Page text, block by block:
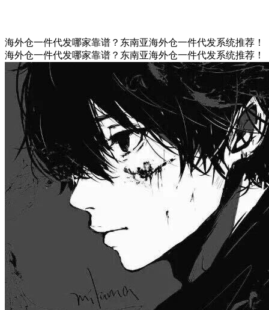
海外仓一件代发哪家靠谱？东南亚海外仓一件代发系统推荐！
海外仓一件代发哪家靠谱？东南亚海外仓一件代发系统推荐！